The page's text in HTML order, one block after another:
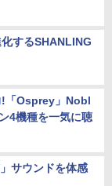
するSHANLING
!「Osprey」Nobl
4機種を一気に聴
サウンドを体感